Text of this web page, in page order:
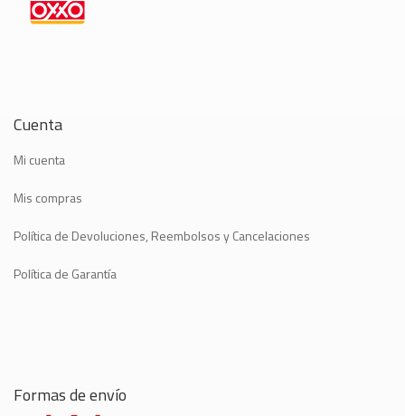
Cuenta
Mi cuenta
Mis compras
Política de Devoluciones, Reembolsos y Cancelaciones
Política de Garantía
Formas de envío